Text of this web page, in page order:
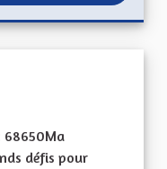
68650Ma
défis pour